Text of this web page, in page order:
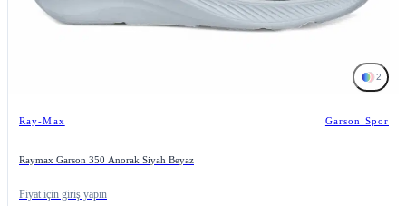
2
Ray-Max Garson Spor
Raymax Garson 350 Anorak Siyah Beyaz
Fiyat için giriş yapın